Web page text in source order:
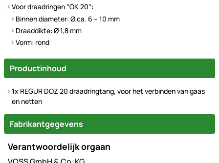
Voor draadringen ‘‘OK 20‘‘:
Binnen diameter: Ø ca. 6 – 10 mm
Draaddikte: Ø 1,8 mm
Vorm: rond
Productinhoud
1x REGUR DOZ 20 draadringtang, voor het verbinden van gaas
en netten
Fabrikantgegevens
Verantwoordelijk orgaan